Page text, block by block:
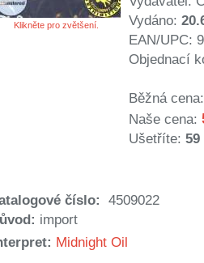
Klikněte pro zvětšení.
Vydáno:
EAN/UPC:
Objednací
Běžná cena:
Naše cena:
Ušetříte: 59
číslo:
4509022
import
Midnight Oil